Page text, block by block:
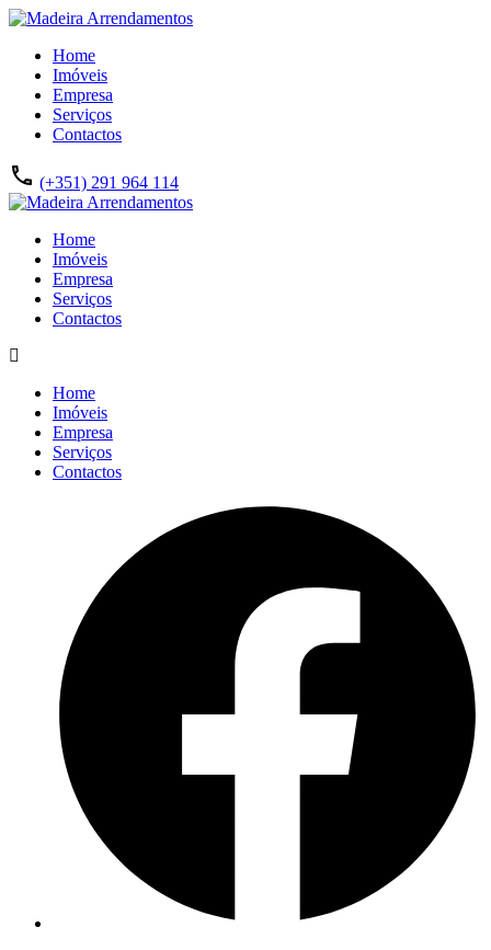
Home
Imóveis
Empresa
Serviços
Contactos
(+351) 291 964 114
Home
Imóveis
Empresa
Serviços
Contactos
Home
Imóveis
Empresa
Serviços
Contactos